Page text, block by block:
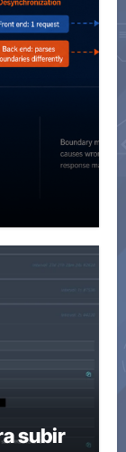
subir